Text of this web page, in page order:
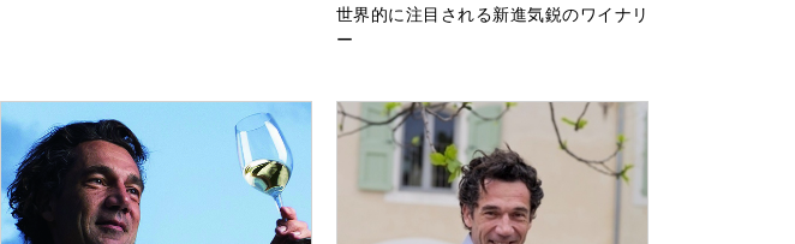
世界的に注目される新進気鋭のワイナリ
ー